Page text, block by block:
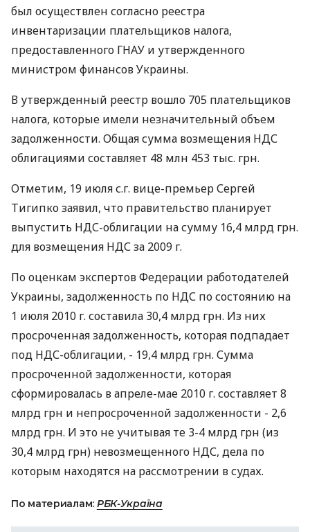
был осуществлен согласно реестра
инвентаризации плательщиков налога,
предоставленного ГНАУ и утвержденного
министром финансов Украины.
В утвержденный реестр вошло 705 плательщиков
налога, которые имели незначительный объем
задолженности. Общая сумма возмещения НДС
облигациями составляет 48 млн 453 тыс. грн.
Отметим, 19 июля с.г. вице-премьер Сергей
Тигипко заявил, что правительство планирует
выпустить НДС-облигации на сумму 16,4 млрд грн.
для возмещения НДС за 2009 г.
По оценкам экспертов Федерации работодателей
Украины, задолженность по НДС по состоянию на
1 июля 2010 г. составила 30,4 млрд грн. Из них
просроченная задолженность, которая подпадает
под НДС-облигации, - 19,4 млрд грн. Сумма
просроченной задолженности, которая
сформировалась в апреле-мае 2010 г. составляет 8
млрд грн и непросроченной задолженности - 2,6
млрд грн. И это не учитывая те 3-4 млрд грн (из
30,4 млрд грн) невозмещенного НДС, дела по
которым находятся на рассмотрении в судах.
По материалам: РБК-Україна